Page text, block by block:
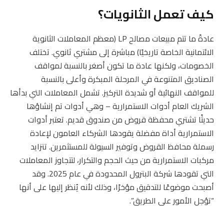
كيف تعمل الثانويات؟
عادةً ما تتم مبيعات مصالح LP (معظم المعاملات الثانوية
الائتمانية الخاصة تاريخيًا) مباشرة إلى مشتري ثانوي. تختلف
الخصومات، ولكنها عادة ما تكون أصغر بالنسبة لمواقف
الصناديق المتنوعة في المرحلة المبكرة وأعلى بالنسبة
للمواقف النهائية أو شديدة التركيز. تشمل المعاملات التي بدأها
الشريك العام أدوات الاستمرارية – وهي أدوات تم إنشاؤها
حديثًا تشتري محفظة قروض من صندوق قديم. تعتبر أدوات
الاستمرارية أداة مفضلة يقودها الشركاء العامون لإعادة
رسملة محافظ القروض وتوفير السيولة للمستثمرين. تتزايد
مركبات الاستمرارية من حيث الحجم والتكرار، لتتجاوز المعاملات
التي تقودها شركة البترول المحدودة في عام 2025. وقد
أصبحت موضوعًا للتدقيق مؤخرًا، وذلك لأنه يُنظر إليها على أنها
“تؤجل الأمور على الطريق”.